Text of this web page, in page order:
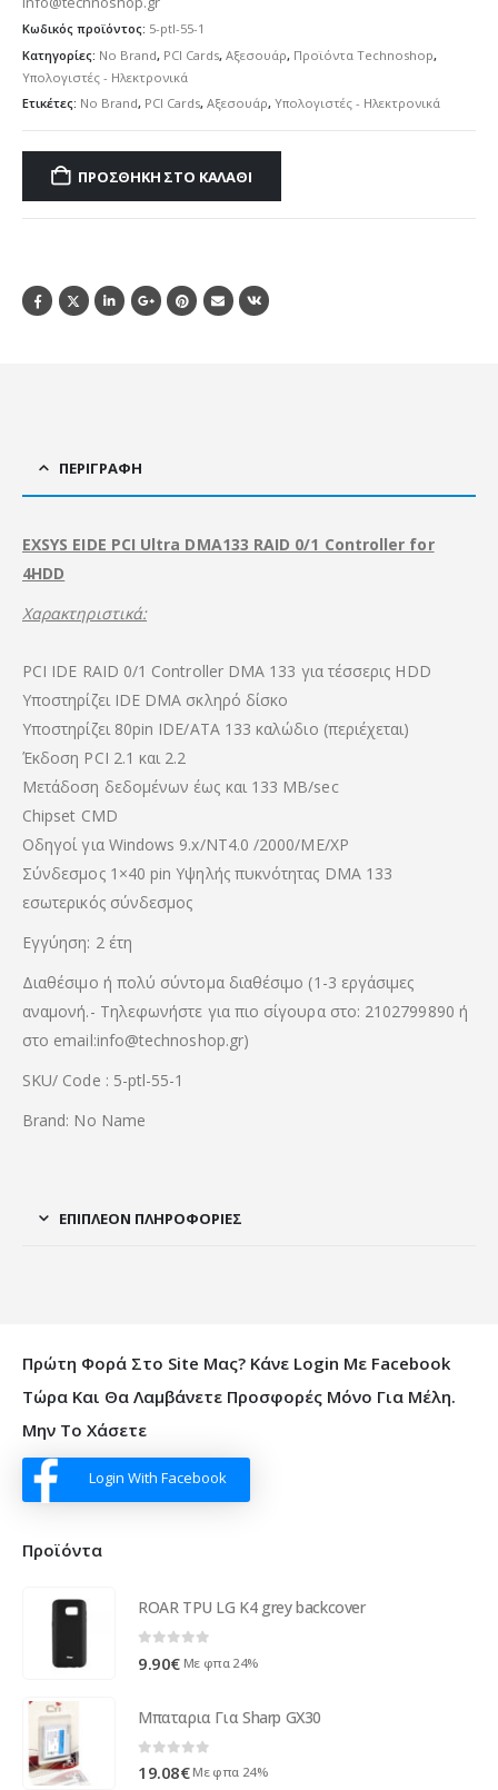
Κωδικός προϊόντος: 5-ptl-55-1
Κατηγορίες: No Brand, PCI Cards, Αξεσουάρ, Προϊόντα Technoshop,
Υπολογιστές - Ηλεκτρονικά
Ετικέτες: No Brand, PCI Cards, Αξεσουάρ, Υπολογιστές - Ηλεκτρονικά
ΠΡΟΣΘΉΚΗ ΣΤΟ ΚΑΛΆΘΙ
ΠΕΡΙΓΡΑΦΉ
EXSYS EIDE PCI Ultra DMA133 RAID 0/1 Controller for
4HDD
Χαρακτηριστικά:
PCI IDE RAID 0/1 Controller DMA 133 για τέσσερις HDD
Υποστηρίζει IDE DMA σκληρό δίσκο
Υποστηρίζει 80pin IDE/ATA 133 καλώδιο (περιέχεται)
Έκδοση PCI 2.1 και 2.2
Μετάδοση δεδομένων έως και 133 MB/sec
Chipset CMD
Οδηγοί για Windows 9.x/NT4.0 /2000/ME/XP
Σύνδεσμος 1×40 pin Υψηλής πυκνότητας DMA 133
εσωτερικός σύνδεσμος
Εγγύηση: 2 έτη
Διαθέσιμο ή πολύ σύντομα διαθέσιμο (1-3 εργάσιμες
αναμονή.- Τηλεφωνήστε για πιο σίγουρα στο: 2102799890 ή
στο email:info@technoshop.gr)
SKU/ Code : 5-ptl-55-1
Brand: No Name
ΕΠΙΠΛΈΟΝ ΠΛΗΡΟΦΟΡΊΕΣ
Πρώτη Φορά Στο Site Μας? Κάνε Login Με Facebook
Τώρα Και Θα Λαμβάνετε Προσφορές Μόνο Για Μέλη.
Μην Το Χάσετε
Login With Facebook
Προϊόντα
ROAR TPU LG K4 grey backcover
9.90€ Με φπα 24%
Μπαταρια Για Sharp GX30
0 out of 5
19.08€ Με φπα 24%